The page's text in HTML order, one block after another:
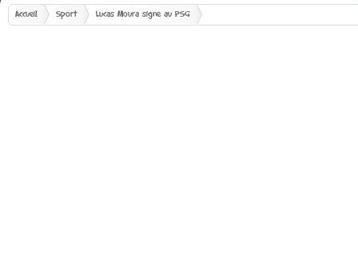
Accueil Sport Lucas Moura signe au PSG